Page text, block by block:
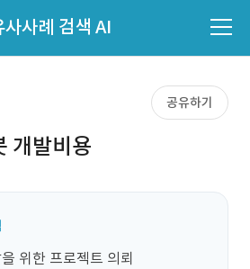
사사례 검색 AI
공유하기
개발비용
위한 프로젝트 의뢰